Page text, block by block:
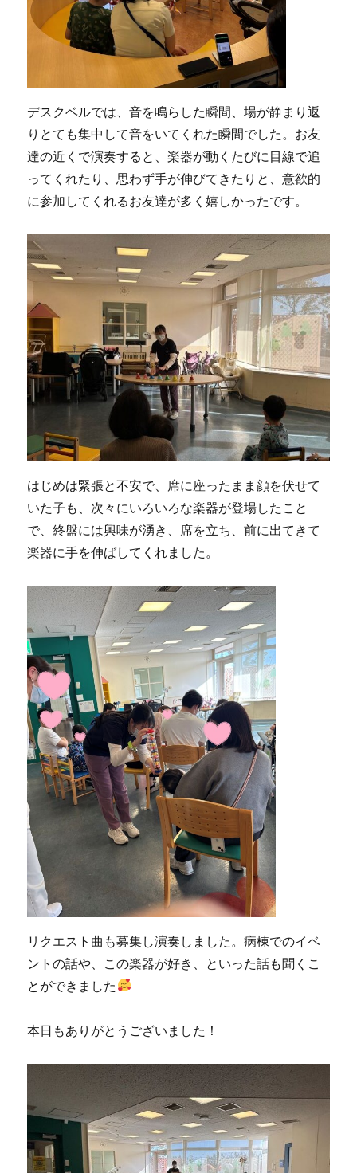
デスクベルでは、音を鳴らした瞬間、場が静まり返
りとても集中して音をいてくれた瞬間でした。お友
達の近くで演奏すると、楽器が動くたびに目線で追
ってくれたり、思わず手が伸びてきたりと、意欲的
に参加してくれるお友達が多く嬉しかったです。
はじめは緊張と不安で、席に座ったまま顔を伏せて
いた子も、次々にいろいろな楽器が登場したこと
で、終盤には興味が湧き、席を立ち、前に出てきて
楽器に手を伸ばしてくれました。
リクエスト曲も募集し演奏しました。病棟でのイベ
ントの話や、この楽器が好き、といった話も聞くこ
とができました
本日もありがとうございました！